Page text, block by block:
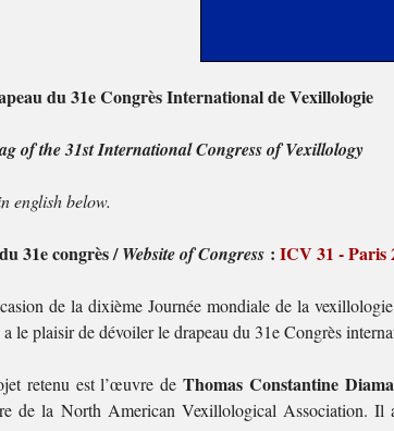
du 31e Congrès International de Vexillologie
of the 31st International Congress of Vexillology
english below.
31e congrès /Website of Congress : ICV 31 - Paris
de la dixième Journée mondiale de la
le plaisir de dévoiler le drapeau du 31e Congrès
retenu est l’œuvre deThomas Constantine
de la North American Vexillological Association. Il